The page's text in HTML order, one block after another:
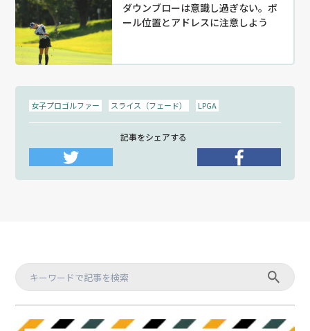
ダウンブローは意識し過ぎない。ボ
ール位置とアドレスに注意しよう
女子プロゴルファー スライス（フェード） LPGA
記事をシェアする